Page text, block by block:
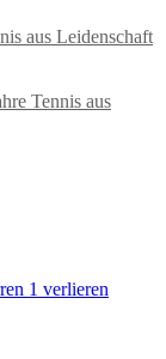
aus Leidenschaft
Tennis aus